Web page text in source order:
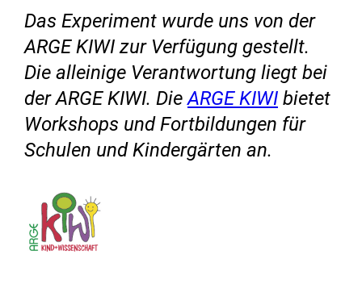
Das Experiment wurde uns von der
ARGE KIWI zur Verfügung gestellt.
Die alleinige Verantwortung liegt bei
der ARGE KIWI. DieARGE KIWI bietet
Workshops und Fortbildungen für
Schulen und Kindergärten an.